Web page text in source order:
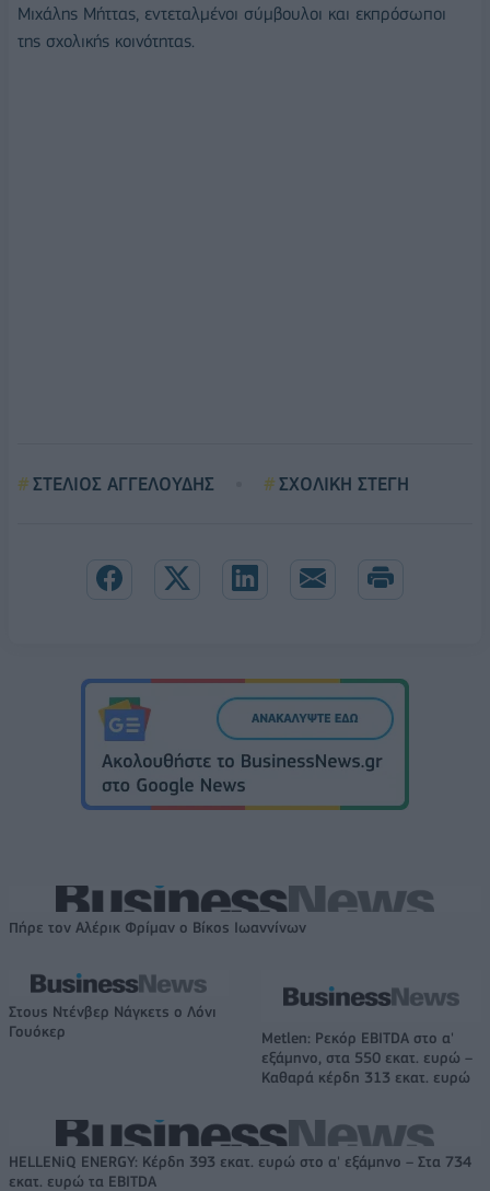
Μιχάλης Μήττας, εντεταλμένοι σύμβουλοι και εκπρόσωποι
της σχολικής κοινότητας.
ΣΤΕΛΙΟΣ ΑΓΓΕΛΟΥΔΗΣ ΣΧΟΛΙΚΗ ΣΤΕΓΗ
Πήρε τον Αλέρικ Φρίμαν ο Βίκος Ιωαννίνων
Στους Ντένβερ Νάγκετς ο Λόνι
Γουόκερ
Metlen: Ρεκόρ EBITDA στο α'
εξάμηνο, στα 550 εκατ. ευρώ –
Καθαρά κέρδη 313 εκατ. ευρώ
HELLENiQ ENERGY: Κέρδη 393 εκατ. ευρώ στο α' εξάμηνο – Στα 734
εκατ. ευρώ τα EBITDA